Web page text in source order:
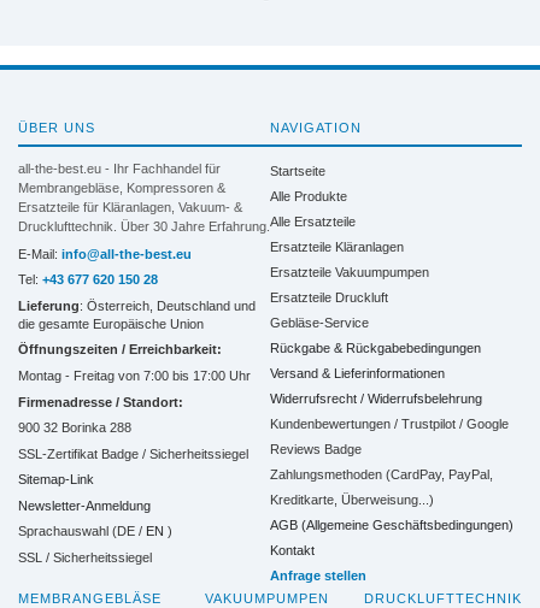
ÜBER UNS
all-the-best.eu - Ihr Fachhandel für
Membrangebläse, Kompressoren &
Ersatzteile für Kläranlagen, Vakuum- &
Drucklufttechnik. Über 30 Jahre Erfahrung.
E-Mail: info@all-the-best.eu
Tel: +43 677 620 150 28
Lieferung: Österreich, Deutschland und
die gesamte Europäische Union
Öffnungszeiten / Erreichbarkeit:
Montag - Freitag von 7:00 bis 17:00 Uhr
Firmenadresse / Standort:
900 32 Borinka 288
SSL-Zertifikat Badge / Sicherheitssiegel
Sitemap-Link
Newsletter-Anmeldung
Sprachauswahl (DE / EN )
SSL / Sicherheitssiegel
NAVIGATION
Startseite
Alle Produkte
Alle Ersatzteile
Ersatzteile Kläranlagen
Ersatzteile Vakuumpumpen
Ersatzteile Druckluft
Gebläse-Service
Rückgabe & Rückgabebedingungen
Versand & Lieferinformationen
Widerrufsrecht / Widerrufsbelehrung
Kundenbewertungen / Trustpilot / Google
Reviews Badge
Zahlungsmethoden (CardPay, PayPal,
Kreditkarte, Überweisung...)
AGB (Allgemeine Geschäftsbedingungen)
Kontakt
Anfrage stellen
MEMBRANGEBLÄSE
VAKUUMPUMPEN DRUCKLUFTTECHNIK